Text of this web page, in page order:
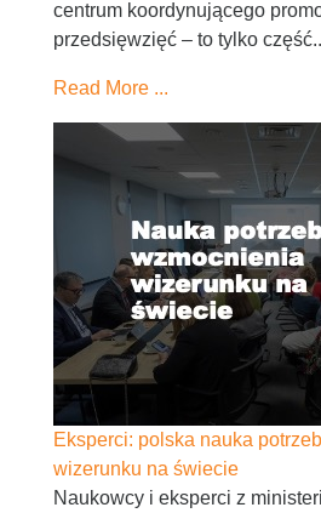
centrum koordynującego
przedsięwzięć – to tylko
Read More ...
Eksperci: polska nauka
wizerunku na świecie
Naukowcy i eksperci z